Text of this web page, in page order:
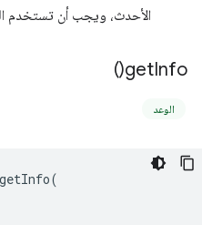
الأحدث، ويجب أن تستخدم
getInfo(
)
الوعد
getInfo(